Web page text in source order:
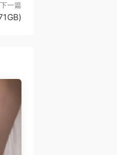
下一篇